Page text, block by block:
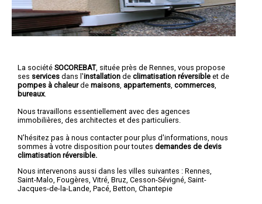
La société SOCOREBAT, située près de Rennes, vous propose
ses services dans l'installation de climatisation réversible et de
pompes à chaleurde maisons appartements commerces
bureaux.
Nous travaillons essentiellement avec des agences
immobilières, des architectes et des particuliers.
N'hésitez pas à nous contacter pour plus d'informations, nous
sommes à votre disposition pour toutes demandes de devis
climatisation réversible.
Nous intervenons aussi dans les villes suivantes : Rennes,
Saint-Malo, Fougères, Vitré, Bruz, Cesson-Sévigné, Saint-
Jacques-de-la-Lande, Pacé, Betton, Chantepie